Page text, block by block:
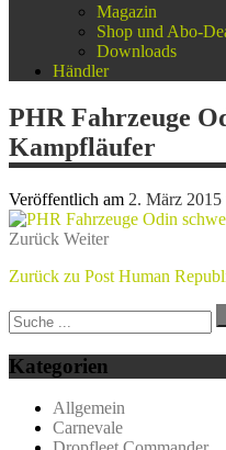
Magazin
Shop und Abo-
Downloads
Händler
PHR Fahrzeuge
Kampfläufer
Veröffentlich am 2. März 2015
Zurück Weiter
Zurück zu Post Human
Kategorien
Allgemein
Carnevale